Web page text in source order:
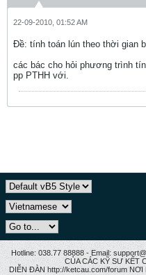
22-09-2010, 01:52 AM
Ðề: tính toán lún theo thời gian
các bác cho hỏi phương trình
pp PTHH với.
Hotline: 038.77 88888 - Email:
CỦA CÁC KỸ SƯ KẾT
DIỄN ĐÀN http://ketcau.com/forum